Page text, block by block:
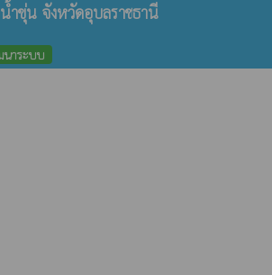
ำขุ่น จังหวัดอุบลราชธานี
าระบบ